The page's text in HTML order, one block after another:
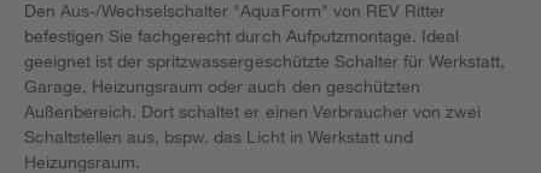
Den Aus-/Wechselschalter "AquaForm" von REV Ritter
befestigen Sie fachgerecht durch Aufputzmontage. Ideal
geeignet ist der spritzwassergeschützte Schalter für Werkstatt,
Garage, Heizungsraum oder auch den geschützten
Außenbereich. Dort schaltet er einen Verbraucher von zwei
Schaltstellen aus, bspw. das Licht in Werkstatt und
Heizungsraum.